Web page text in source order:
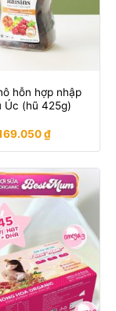
hỗn hợp nhập
Úc (hũ 425g)
₫